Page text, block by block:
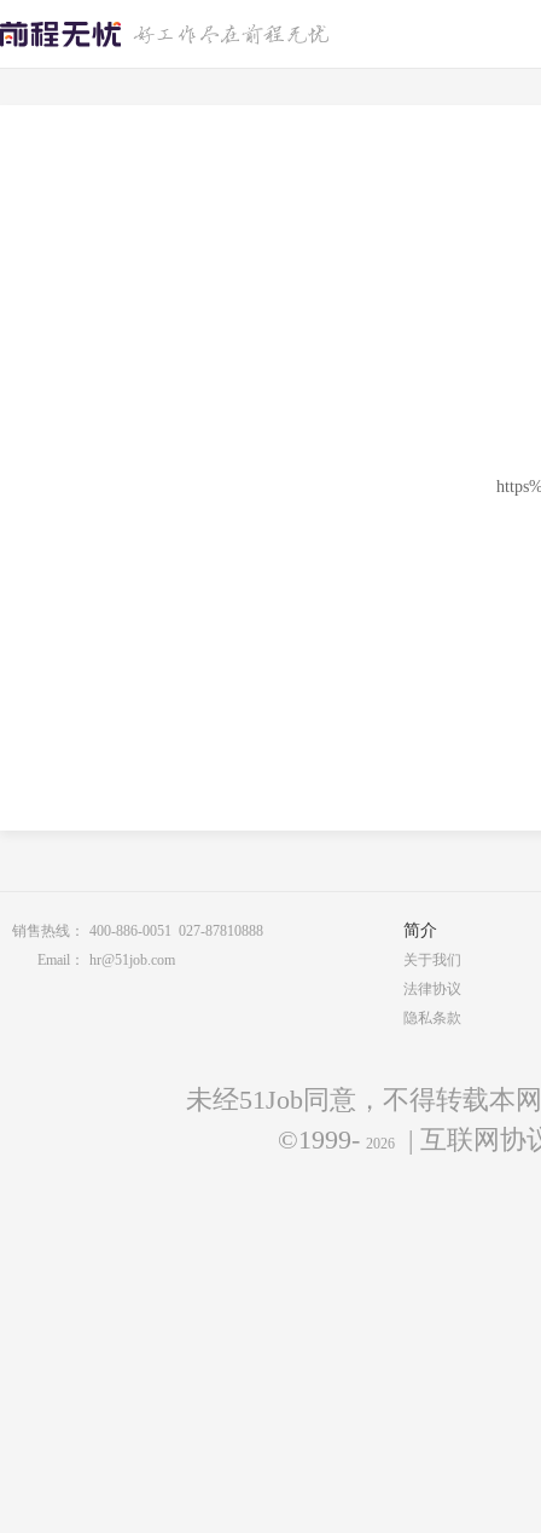
销售热线：
400-886-0051 027-87810888
Email：
hr@51job.com
简介
关于我们
法律协议
隐私条款
未经51Job同意，不得转载本
©1999- 2026 | 互联网协